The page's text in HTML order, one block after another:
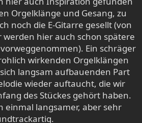
Orgelklänge und Gesang, zu
noch die E-Gitarre gesellt (von
hier auch schon spätere
Ein schräger
wirkenden Orgelklängen
langsam aufbauenden Part
wieder auftaucht, die wir
des Stückes gehört haben.
einmal langsamer, aber sehr